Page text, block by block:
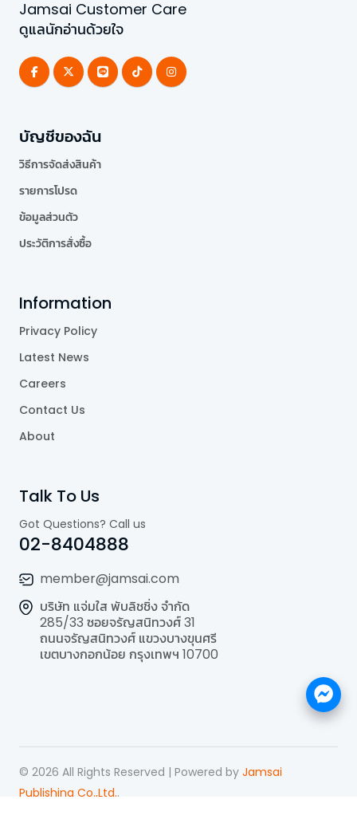
Jamsai Customer Care
ดูแลนักอ่านด้วยใจ
บัญชีของฉัน
วิธีการจัดส่งสินค้า
รายการโปรด
ข้อมูลส่วนตัว
ประวัติการสั่งซื้อ
Information
Privacy Policy
Latest News
Careers
Contact Us
About
Talk To Us
Got Questions? Call us
02-8404888
member@jamsai.com
บริษัท แจ่มใส พับลิชชิ่ง จำกัด
285/33 ซอยจรัญสนิทวงศ์ 31
ถนนจรัญสนิทวงศ์ แขวงบางขุนศรี
เขตบางกอกน้อย กรุงเทพฯ 10700
© 2026 All Rights Reserved | Powered by Jamsai
Publishing Co.,Ltd..